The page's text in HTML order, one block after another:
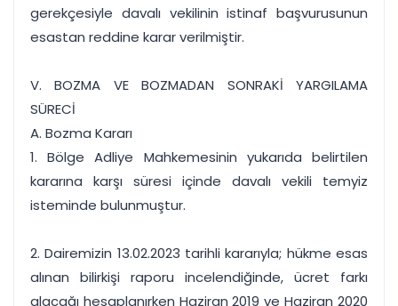
gerekçesiyle davalı vekilinin istinaf başvurusunun
esastan reddine karar verilmiştir.
V. BOZMA VE BOZMADAN SONRAKİ YARGILAMA
SÜRECİ
A. Bozma Kararı
1. Bölge Adliye Mahkemesinin yukarıda belirtilen
kararına karşı süresi içinde davalı vekili temyiz
isteminde bulunmuştur.
2. Dairemizin 13.02.2023 tarihli kararıyla; hükme esas
alınan bilirkişi raporu incelendiğinde, ücret farkı
alacağı hesaplanırken Haziran 2019 ve Haziran 2020